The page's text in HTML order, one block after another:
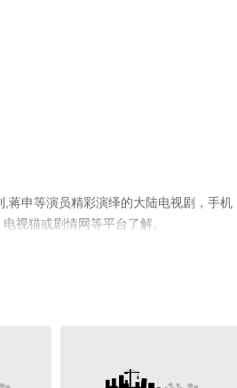
蒋申等演员精彩演绎的大陆电视剧，手机
视猫或剧情网等平台了解。